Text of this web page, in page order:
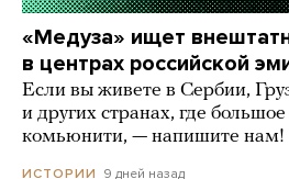
«Медуза» ищет
в центрах российской
Если вы живете в Сербии,
и других странах, где
комьюнити, — напишите нам!
ИСТОРИИ 9 дней назад